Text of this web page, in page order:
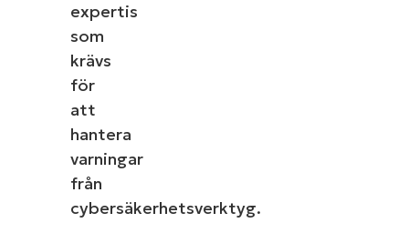
expertis
som
krävs
för
att
hantera
varningar
från
cybersäkerhetsverktyg.